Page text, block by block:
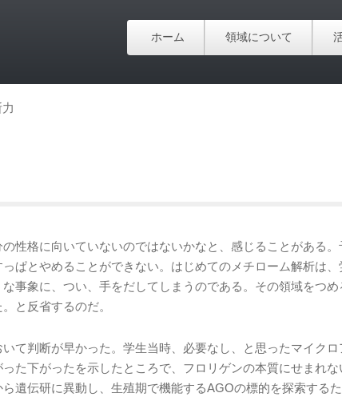
ホーム 領域について
性格に向いていないのではないかなと、感じることがある。
ぱとやめることができない。はじめてのメチローム解析は、
事象に、つい、手をだしてしまうのである。その領域をつめ
と反省するのだ。
て判断が早かった。学生当時、必要なし、と思ったマイクロ
た下がったを示したところで、フロリゲンの本質にせまれな
遺伝研に異動し、生殖期で機能するAGOの標的を探索する